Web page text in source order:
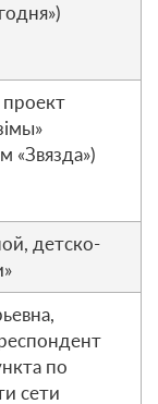
проект
«Звязда»)
детско-
по
сети